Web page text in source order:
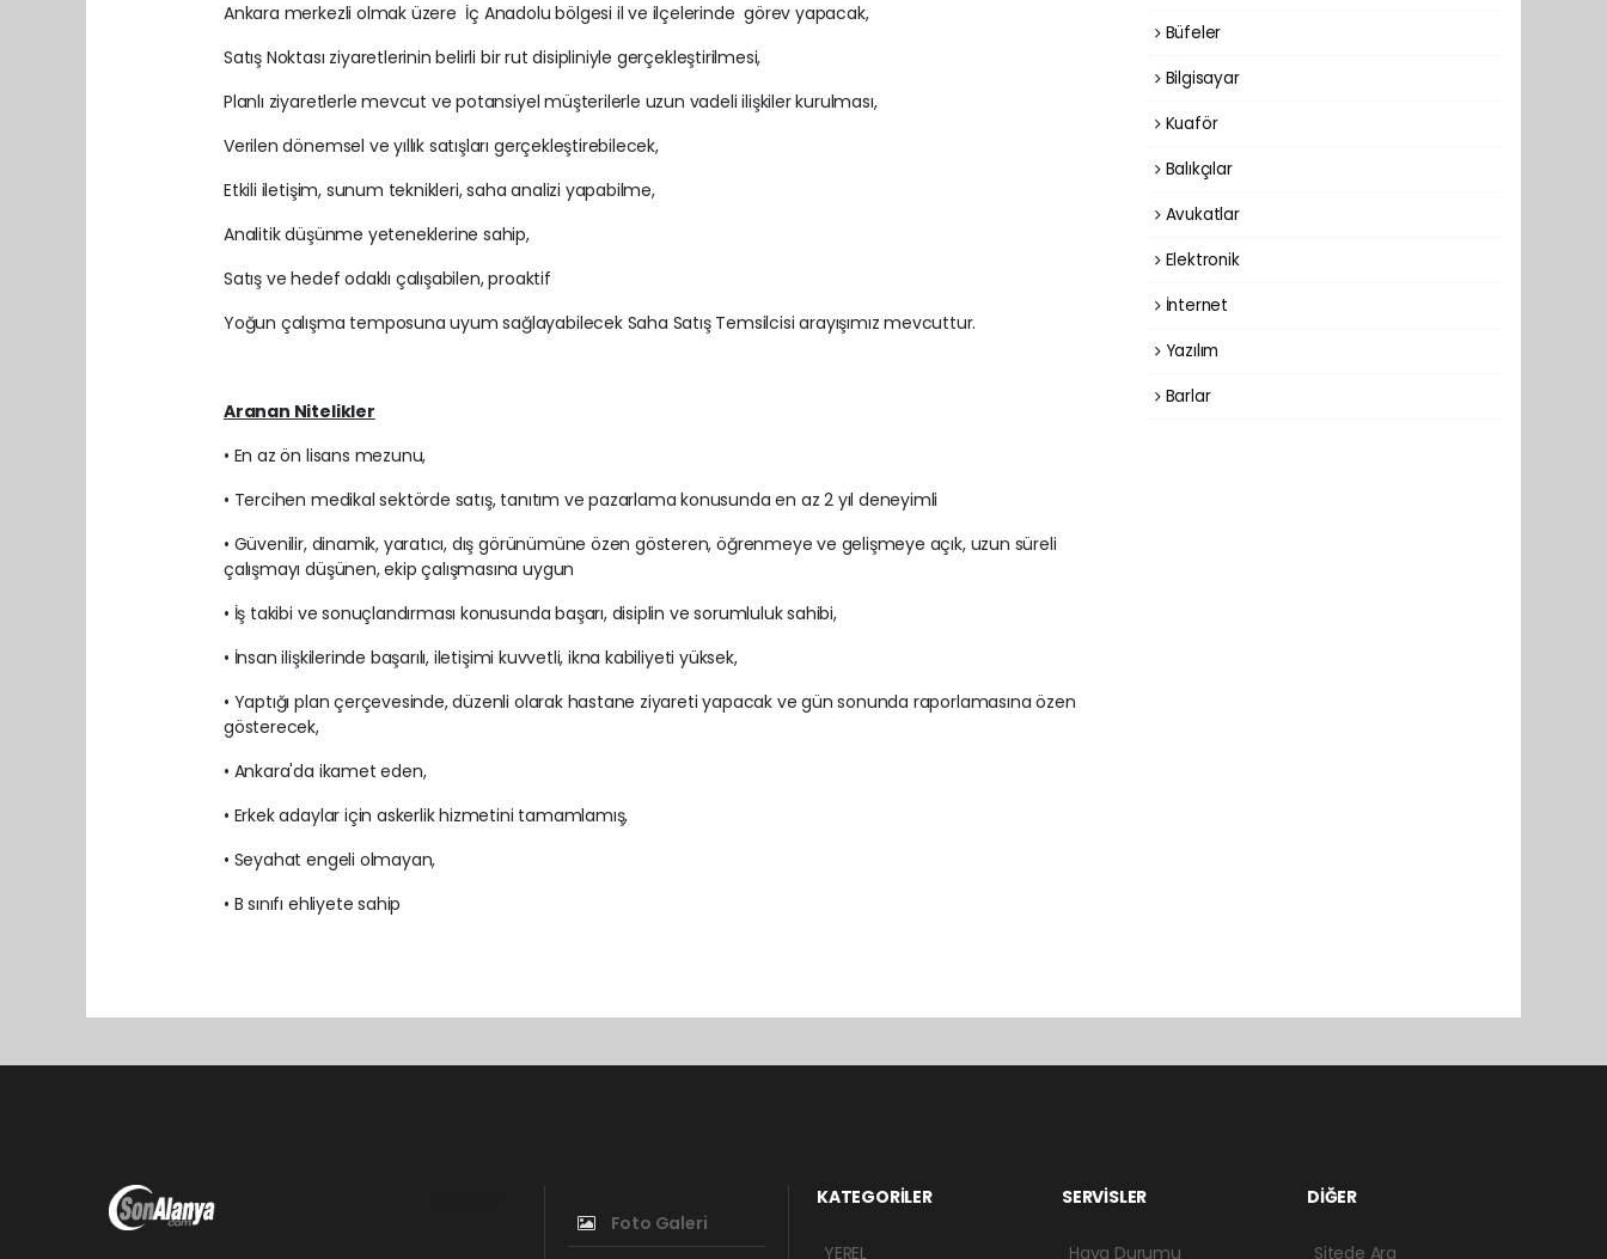
Ankara merkezli olmak üzere İç Anadolu bölgesi il ve ilçelerinde görev yapacak,
Satış Noktası ziyaretlerinin belirli bir rut disipliniyle gerçekleştirilmesi,
Planlı ziyaretlerle mevcut ve potansiyel müşterilerle uzun vadeli ilişkiler kurulması,
Verilen dönemsel ve yıllık satışları gerçekleştirebilecek,
Etkili iletişim, sunum teknikleri, saha analizi yapabilme,
Analitik düşünme yeteneklerine sahip,
Satış ve hedef odaklı çalışabilen, proaktif
Yoğun çalışma temposuna uyum sağlayabilecek Saha Satış Temsilcisi arayışımız mevcuttur.
Aranan Nitelikler
• En az ön lisans mezunu,
• Tercihen medikal sektörde satış, tanıtım ve pazarlama konusunda en az 2 yıl deneyimli
• Güvenilir, dinamik, yaratıcı, dış görünümüne özen gösteren, öğrenmeye ve gelişmeye açık, uzun süreli
çalışmayı düşünen, ekip çalışmasına uygun
• İş takibi ve sonuçlandırması konusunda başarı, disiplin ve sorumluluk sahibi,
• İnsan ilişkilerinde başarılı, iletişimi kuvvetli, ikna kabiliyeti yüksek,
• Yaptığı plan çerçevesinde, düzenli olarak hastane ziyareti yapacak ve gün sonunda raporlamasına özen
gösterecek,
• Ankara'da ikamet eden,
• Erkek adaylar için askerlik hizmetini tamamlamış,
• Seyahat engeli olmayan,
• B sınıfı ehliyete sahip
Büfeler
Bilgisayar
Kuaför
Balıkçılar
Avukatlar
Elektronik
İnternet
Yazılım
Barlar
Foto Galeri
KATEGORİLER
YEREL
SERVİSLER
Hava Durumu
DİĞER
Sitede Ara